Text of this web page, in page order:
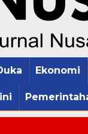
Ekonomi